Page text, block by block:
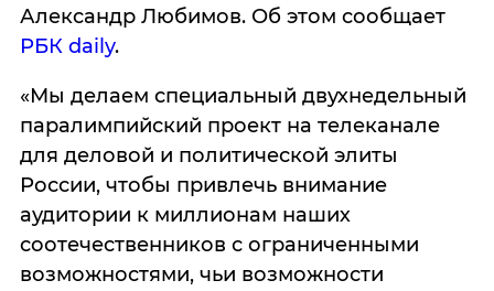
Александр Любимов. Об этом сообщает
РБК daily.
«Мы делаем специальный двухнедельный
паралимпийский проект на телеканале
для деловой и политической элиты
России, чтобы привлечь внимание
аудитории к миллионам наших
соотечественников с ограниченными
возможностями, чьи возможности